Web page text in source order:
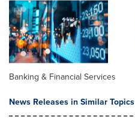
Banking & Financial Services
News Releases in Similar Topics